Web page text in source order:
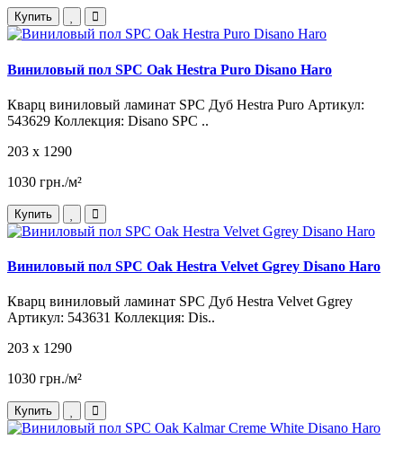
Купить
Виниловый пол SPC Oak Hestra Puro Disano Haro
Кварц виниловый ламинат SPC Дуб Hestra Puro Артикул:
543629 Коллекция: Disano SPC ..
203 x 1290
1030 грн./м²
Купить
Виниловый пол SPC Oak Hestra Velvet Ggrey Disano Haro
Кварц виниловый ламинат SPC Дуб Hestra Velvet Ggrey
Артикул: 543631 Коллекция: Dis..
203 x 1290
1030 грн./м²
Купить